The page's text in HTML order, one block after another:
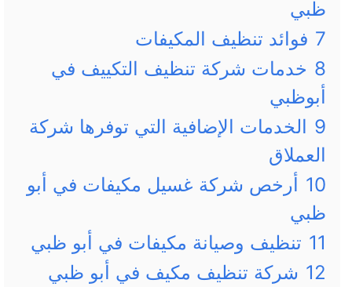
ظبي
7 فوائد تنظيف المكيفات
8 خدمات شركة تنظيف التكييف في
أبوظبي
9 الخدمات الإضافية التي توفرها شركة
العملاق
10 أرخص شركة غسيل مكيفات في أبو
ظبي
11 تنظيف وصيانة مكيفات في أبو ظبي
12 شركة تنظيف مكيف في أبو ظبي